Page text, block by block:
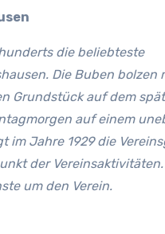
die beliebteste
Die Buben bolzen
Grundstück auf dem
auf einem
Jahre 1929 die
der
um den Verein.